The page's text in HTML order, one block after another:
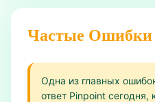
Частые Ошибки
Одна из главных
ответ Pinpoint сегодня,